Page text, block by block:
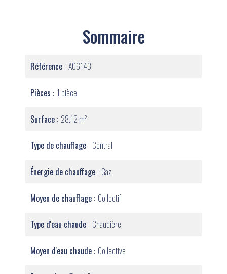
Sommaire
Référence A06143
Pièces 1 pièce
Surface 28.12 m²
Type de chauffage Central
Énergie de chauffage Gaz
Moyen de chauffage Collectif
Type d'eau chaude Chaudière
Moyen d'eau chaude Collective